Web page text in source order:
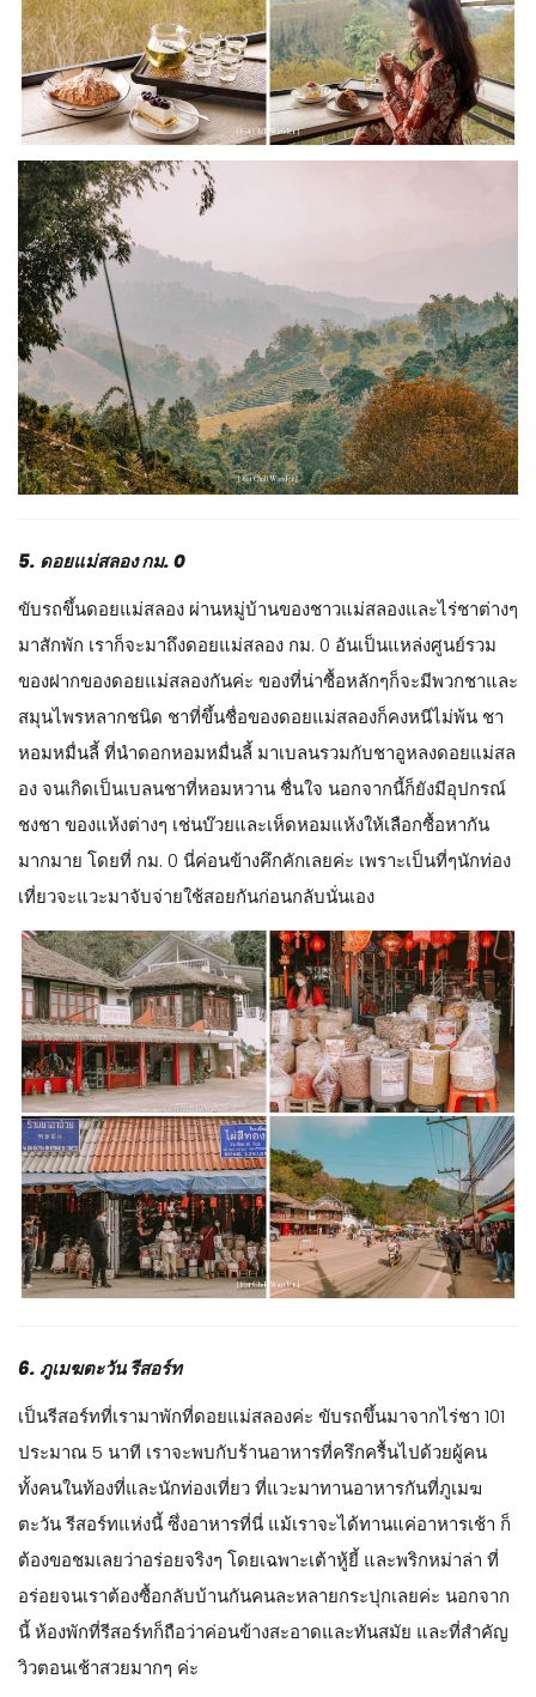
5. ดอยแม่สลอง กม. 0
ขับรถขึ้นดอยแม่สลอง ผ่านหมู่บ้านของชาวแม่สลองและไร่ชาต่างๆ
มาสักพัก เราก็จะมาถึงดอยแม่สลอง กม. 0 อันเป็นแหล่งศูนย์รวม
ของฝากของดอยแม่สลองกันค่ะ ของที่น่าซื้อหลักๆก็จะมีพวกชาและ
สมุนไพรหลากชนิด ชาที่ขึ้นชื่อของดอยแม่สลองก็คงหนีไม่พ้น ชา
หอมหมื่นลี้ ที่นำดอกหอมหมื่นลี้ มาเบลนรวมกับชาอูหลงดอยแม่สล
อง จนเกิดเป็นเบลนชาที่หอมหวาน ชื่นใจ นอกจากนี้ก็ยังมีอุปกรณ์
ชงชา ของแห้งต่างๆ เช่นบ๊วยและเห็ดหอมแห้งให้เลือกซื้อหากัน
มากมาย โดยที่ กม. 0 นี่ค่อนข้างคึกคักเลยค่ะ เพราะเป็นที่ๆนักท่อง
เที่ยวจะแวะมาจับจ่ายใช้สอยกันก่อนกลับนั่นเอง
6. ภูเมฆตะวัน รีสอร์ท
เป็นรีสอร์ทที่เรามาพักที่ดอยแม่สลองค่ะ ขับรถขึ้นมาจากไร่ชา 101
ประมาณ 5 นาที เราจะพบกับร้านอาหารที่ครึกครื้นไปด้วยผู้คน
ทั้งคนในท้องที่และนักท่องเที่ยว ที่แวะมาทานอาหารกันที่ภูเมฆ
ตะวัน รีสอร์ทแห่งนี้ ซึ่งอาหารที่นี่ แม้เราจะได้ทานแค่อาหารเช้า ก็
ต้องขอชมเลยว่าอร่อยจริงๆ โดยเฉพาะเต้าหู้ยี้ และพริกหม่าล่า ที่
อร่อยจนเราต้องซื้อกลับบ้านกันคนละหลายกระปุกเลยค่ะ นอกจาก
นี้ ห้องพักที่รีสอร์ทก็ถือว่าค่อนข้างสะอาดและทันสมัย และที่สำคัญ
วิวตอนเช้าสวยมากๆ ค่ะ